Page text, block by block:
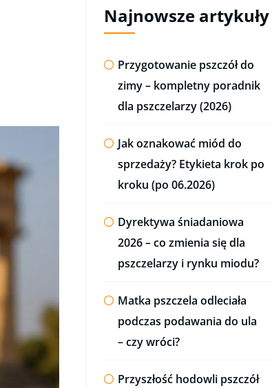
Najnowsze artykuły
Przygotowanie pszczół do
zimy – kompletny poradnik
dla pszczelarzy (2026)
Jak oznakować miód do
sprzedaży? Etykieta krok po
kroku (po 06.2026)
Dyrektywa śniadaniowa
2026 – co zmienia się dla
pszczelarzy i rynku miodu?
Matka pszczela odleciała
podczas podawania do ula
– czy wróci?
Przyszłość hodowli pszczół